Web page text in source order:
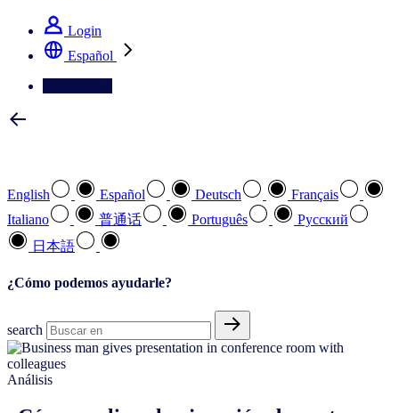
Login
Español
English Español Deutsch
Français
Italiano
普通话 Português
Pусский
日本語
¿Cómo podemos ayudarle?
search
Análisis